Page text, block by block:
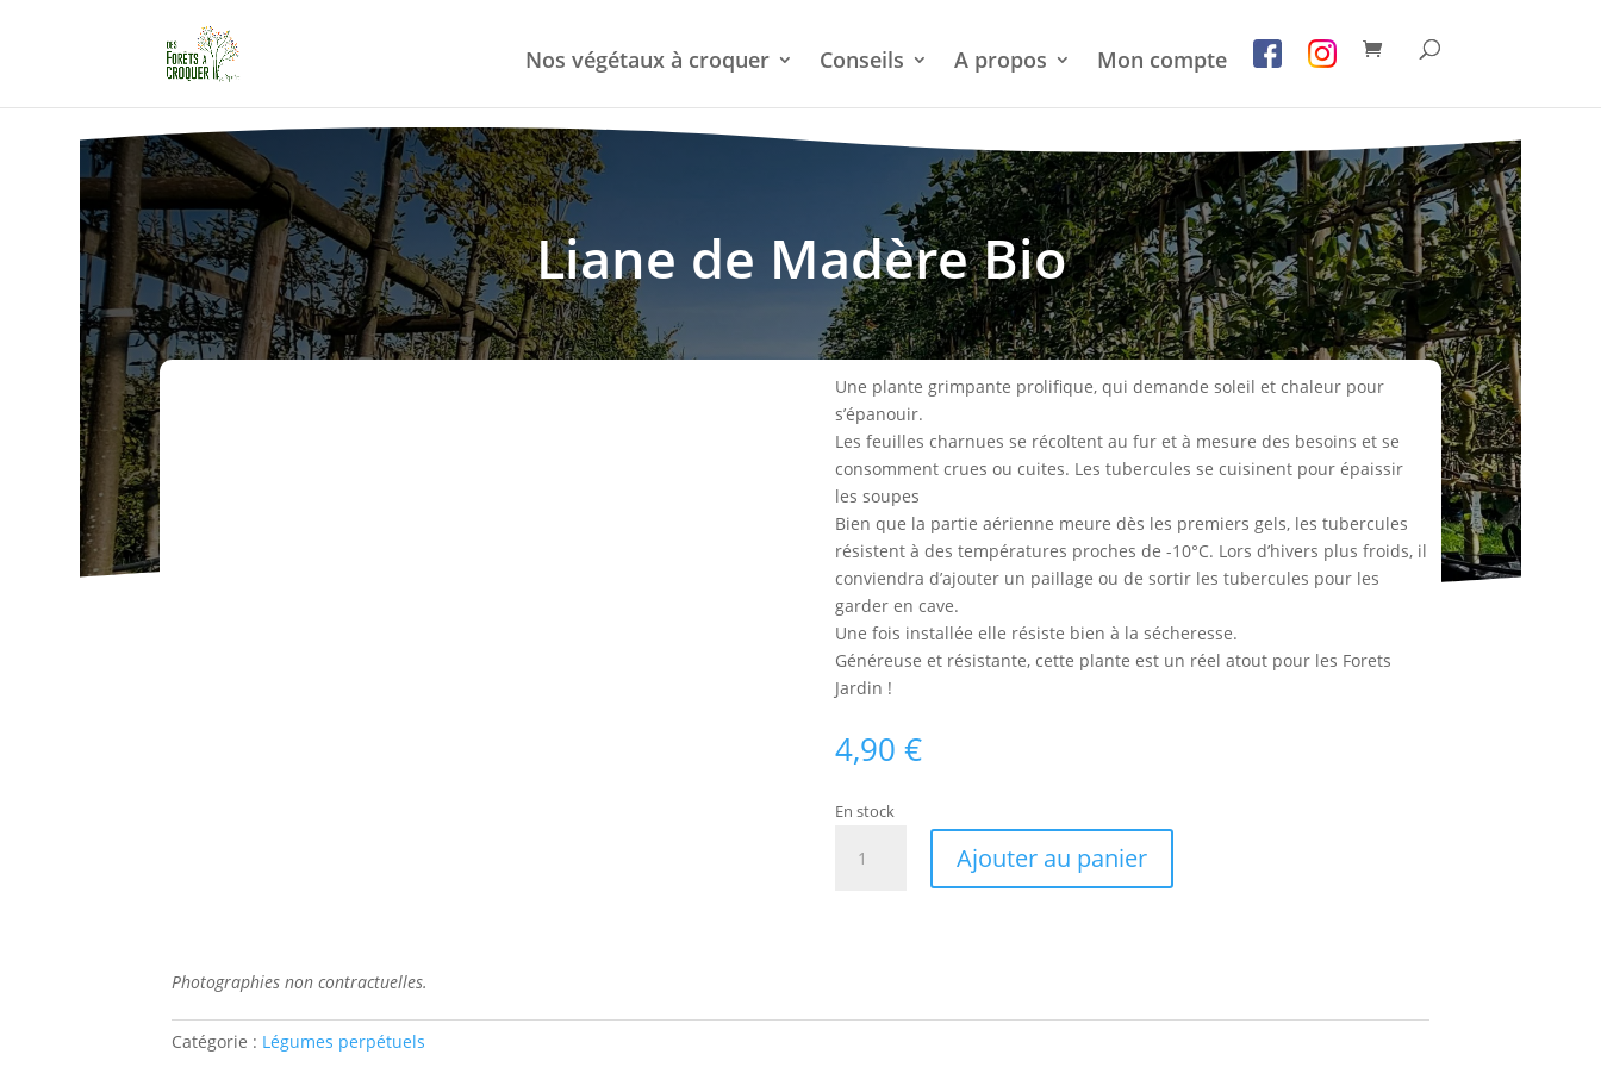
Nos végétaux à croquer Conseils A propos Mon compte
Liane de Madère Bio
Photographies non contractuelles.
Une plante grimpante prolifique, qui demande soleil et chaleur pour
s’épanouir.
Les feuilles charnues se récoltent au fur et à mesure des besoins et se
consomment crues ou cuites. Les tubercules se cuisinent pour épaissir
les soupes
Bien que la partie aérienne meure dès les premiers gels, les tubercules
résistent à des températures proches de -10°C. Lors d’hivers plus froids, il
conviendra d’ajouter un paillage ou de sortir les tubercules pour les
garder en cave.
Une fois installée elle résiste bien à la sécheresse.
Généreuse et résistante, cette plante est un réel atout pour les Forets
Jardin !
4,90 €
En stock
Ajouter au panier
Catégorie : Légumes perpétuels